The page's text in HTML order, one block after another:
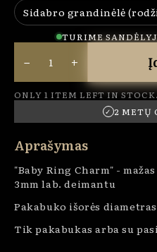
Sidabro grandinėlė
TURIME
− +
ONLY 1 ITEM LEFT IN
✓ 2 METŲ
Aprašymas
"Baby Ring Charm" -
3mm lab. deimantu
Pakabuko išorės diametras
Tik pakabukas arba su